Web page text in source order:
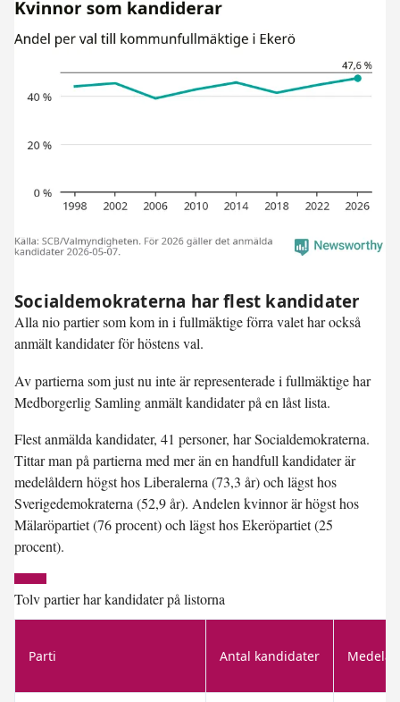
Socialdemokraterna har flest kandidater
Alla nio partier som kom in i fullmäktige förra valet har också
anmält kandidater för höstens val.
Av partierna som just nu inte är representerade i fullmäktige har
Medborgerlig Samling anmält kandidater på en låst lista.
Flest anmälda kandidater, 41 personer, har Socialdemokraterna.
Tittar man på partierna med mer än en handfull kandidater är
medelåldern högst hos Liberalerna (73,3 år) och lägst hos
Sverigedemokraterna (52,9 år). Andelen kvinnor är högst hos
Mälaröpartiet (76 procent) och lägst hos Ekeröpartiet (25
procent).
Tolv partier har kandidater på listorna
Parti Antal kandidater